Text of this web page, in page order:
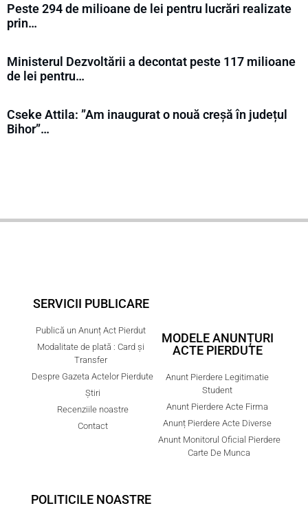
Peste 294 de milioane de lei pentru lucrări realizate
prin…
Ministerul Dezvoltării a decontat peste 117 milioane
de lei pentru…
Cseke Attila: ”Am inaugurat o nouă creșă în județul
Bihor”…
SERVICII PUBLICARE
Publică un Anunț Act Pierdut
Modalitate de plată : Card și
Transfer
Despre Gazeta Actelor Pierdute
Știri
Recenziile noastre
Contact
MODELE ANUNȚURI
ACTE PIERDUTE
Anunt Pierdere Legitimatie
Student
Anunt Pierdere Acte Firma
Anunț Pierdere Acte Diverse
Anunt Monitorul Oficial Pierdere
Carte De Munca
POLITICILE NOASTRE